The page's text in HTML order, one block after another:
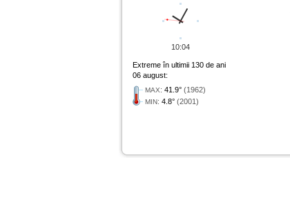
Extreme în ultimii 130 de ani
06 august:
MAX: 41.9° (1962)
MIN: 4.8° (2001)
10:04